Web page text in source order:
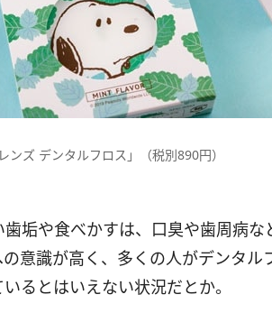
ンズ デンタルフロス」（税別890円）
垢や食べかすは、口臭や歯周病な
意識が高く、多くの人がデンタル
るとはいえない状況だとか。